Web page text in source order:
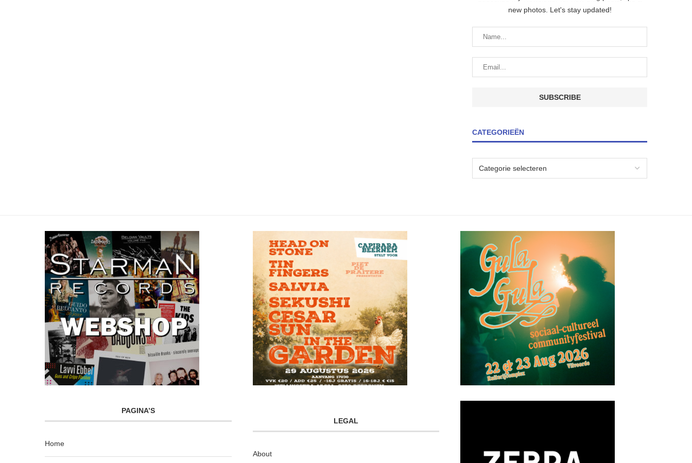
new photos. Let's stay updated!
CATEGORIEËN
PAGINA’S
Home
LEGAL
About